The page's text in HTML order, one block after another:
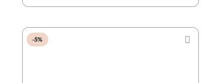
-5%